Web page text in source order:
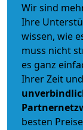
Wir sind
Ihre
wissen, wie
muss nicht
es ganz
Ihrer Zeit
besten